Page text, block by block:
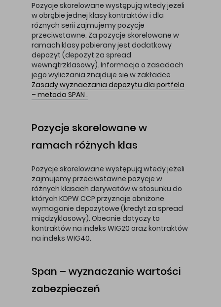
Pozycje skorelowane występują wtedy jeżeli
w obrębie jednej klasy kontraktów i dla
różnych serii zajmujemy pozycje
przeciwstawne. Za pozycje skorelowane w
ramach klasy pobierany jest dodatkowy
depozyt (depozyt za spread
wewnątrzklasowy). Informacja o zasadach
jego wyliczania znajduje się w zakładce
Zasady wyznaczania depozytu dla portfela
– metoda SPAN .
Pozycje skorelowane w
ramach różnych klas
Pozycje skorelowane występują wtedy jeżeli
zajmujemy przeciwstawne pozycje w
różnych klasach derywatów w stosunku do
których KDPW CCP przyznaje obniżone
wymaganie depozytowe (kredyt za spread
międzyklasowy). Obecnie dotyczy to
kontraktów na indeks WIG20 oraz kontraktów
na indeks WIG40.
Span – wyznaczanie wartości
zabezpieczeń